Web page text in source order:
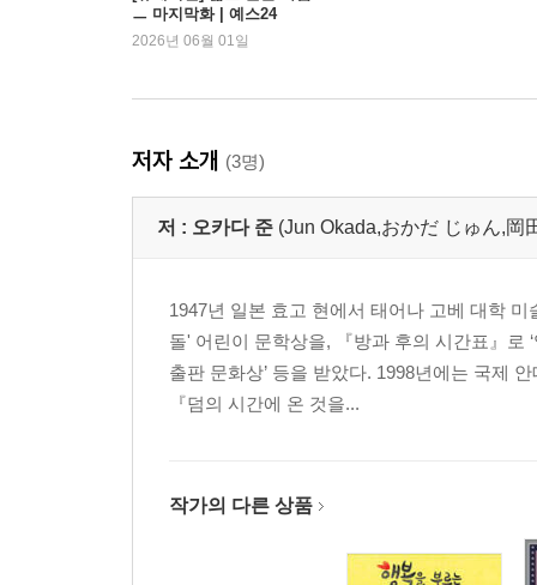
ㅡ 마지막화 | 예스24
2026년 06월 01일
저자 소개 (3명)
저 : 오카다 준 (Jun Okada,おかだ じゅん,岡
1947년 일본 효고 현에서 태어나 고베 대학
돌' 어린이 문학상을, 『방과 후의 시간표』로
출판 문화상’ 등을 받았다. 1998년에는 국제
『덤의 시간에 온 것을...
작가의 다른 상품